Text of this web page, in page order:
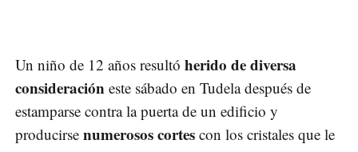
Un niño de 12 años resultó herido de diversa
consideración este sábado en Tudela después de
estamparse contra la puerta de un edificio y
producirse numerosos cortes con los cristales que le